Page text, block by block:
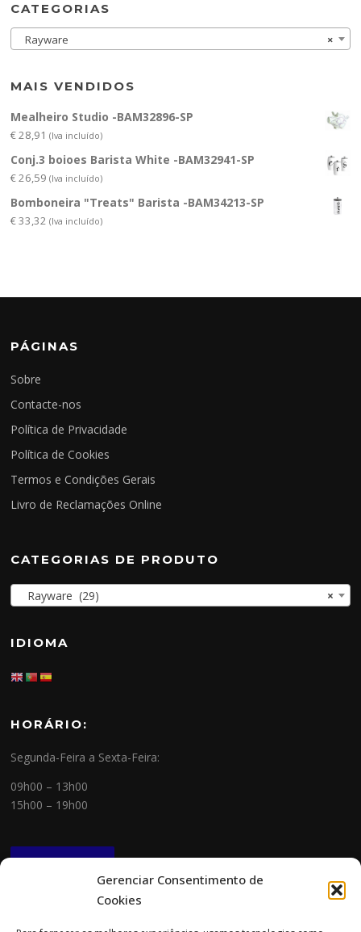
Gerenciar Consentimento de
Cookies
CATEGORIAS
×
Rayware
MAIS VENDIDOS
Mealheiro Studio -BAM32896-SP
€28,91 (Iva incluído)
Conj.3 boioes Barista White -BAM32941-SP
€26,59 (Iva incluído)
Bomboneira "Treats" Barista -BAM34213-SP
€33,32 (Iva incluído)
PÁGINAS
Sobre
Contacte-nos
Política de Privacidade
Política de Cookies
Termos e Condições Gerais
Livro de Reclamações Online
CATEGORIAS DE PRODUTO
×
Rayware (29)
IDIOMA
HORÁRIO:
Segunda-Feira a Sexta-Feira:
09h00 – 13h00
15h00 – 19h00
NEWSLETTER